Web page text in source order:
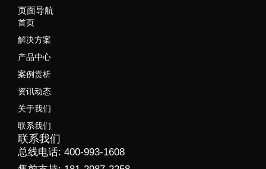
页面导航
首页
解决方案
产品中心
案例赏析
资讯动态
关于我们
联系我们
联系我们
总线电话: 400-993-1608